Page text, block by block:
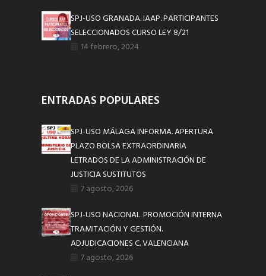
SPJ-USO GRANADA. IAAP. PARTICIPANTES
SELECCIONADOS CURSO LEY 8/21
14 febrero, 2024
ENTRADAS POPULARES
SPJ-USO MÁLAGA INFORMA. APERTURA
PLAZO BOLSA EXTRAORDINARIA
LETRADOS DE LA ADMINISTRACIÓN DE
JUSTICIA SUSTITUTOS
7 agosto, 2026
SPJ-USO NACIONAL. PROMOCIÓN INTERNA
TRAMITACIÓN Y GESTIÓN.
ADJUDICACIONES C. VALENCIANA
7 agosto, 2026